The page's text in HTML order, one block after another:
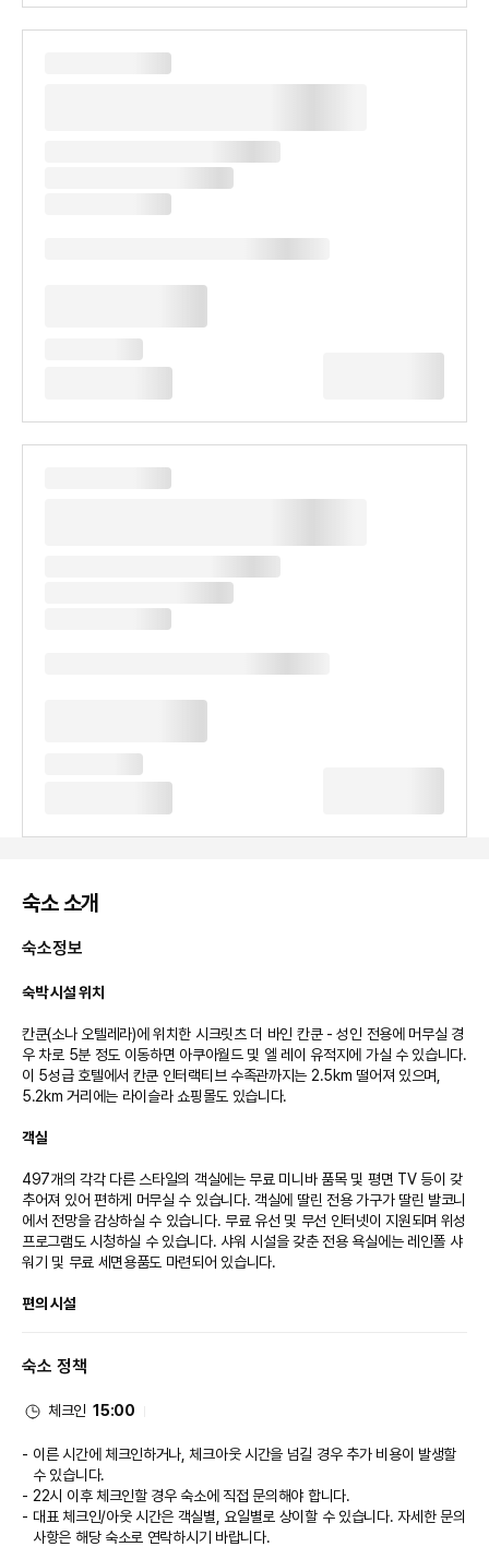
숙소 소개
숙소정보
숙박 시설 위치
칸쿤(소나 오텔레라)에 위치한 시크릿츠 더 바인 칸쿤 - 성인 전용에 머무실 경
우 차로 5분 정도 이동하면 아쿠아월드 및 엘 레이 유적지에 가실 수 있습니다.
이 5성급 호텔에서 칸쿤 인터랙티브 수족관까지는 2.5km 떨어져 있으며,
5.2km 거리에는 라이슬라 쇼핑몰도 있습니다.
객실
497개의 각각 다른 스타일의 객실에는 무료 미니바 품목 및 평면 TV 등이 갖
추어져 있어 편하게 머무실 수 있습니다. 객실에 딸린 전용 가구가 딸린 발코니
에서 전망을 감상하실 수 있습니다. 무료 유선 및 무선 인터넷이 지원되며 위성
프로그램도 시청하실 수 있습니다. 샤워 시설을 갖춘 전용 욕실에는 레인폴 샤
워기 및 무료 세면용품도 마련되어 있습니다.
편의 시설
비스 스파에서 느긋한 시간을 즐기실 수 있습니다. 4 개의 야외 수영장, 사우
르데코 양식 호텔에는 이 밖에도 무료 무선 인터넷, 콘시어지 서비스 및 선물
변의 여러 명소에 쉽게 가실 수 있습니다.
식당
이 호텔에는 7 개 레스토랑이 있으며 이중 하나인 Market Cafe에서 멕시코
숙소 정책
체크인 15:00
이른 시간에 체크인하거나, 체크아웃 시간을 넘길 경우 추가 비용이 발생할
수 있습니다.
22시 이후 체크인할 경우 숙소에 직접 문의해야 합니다.
대표 체크인/아웃 시간은 객실별, 요일별로 상이할 수 있습니다. 자세한 문의
사항은 해당 숙소로 연락하시기 바랍니다.